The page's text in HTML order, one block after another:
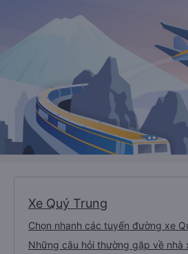
Xe Quý Trung
Chọn nhanh các tuyến đường xe
Những câu hỏi thường gặp về nhà